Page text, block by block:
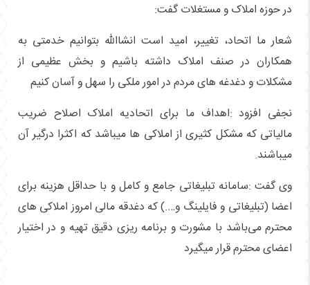
در حوزه املاک و مستغلات گفت:
شعار ما اتحاد، تغییر، امید است انشاالله بتوانیم خدمتی به
همکاران در صنف املاک داشته باشیم و بخش عظیمی از
مشکلات و دغدغه های مردم در امور ملکی را سهل و آسان کنیم
نجفی افزود :اهداف ما برای اتحادیه املاک اصلاح ضریب
مالیاتی که مشکل کثیری از املاکی ها میباشد که اکثرا درگیر آن
میباشند.
وی گفت :سامانه تبلیغاتی جامع و کامل و با حداقل هزینه برای
اعضا (تبلیغاتی و فایلینگ و….) که دغدقه مالی امروز املاکی های
محترم می‌باشد با مشورت و برنامه ریزی دقیق تهیه و در اختیار
اعضای محترم قرار میگیرد